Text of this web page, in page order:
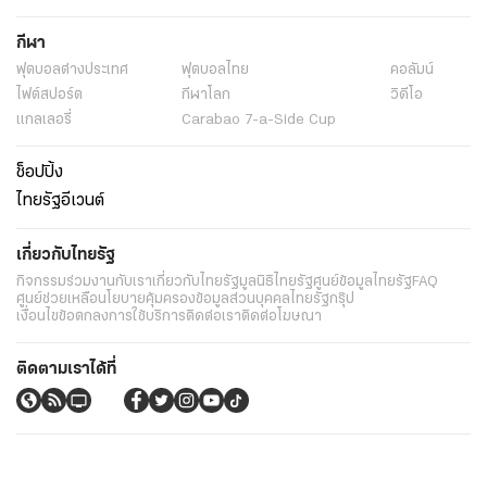
กีฬา
ฟุตบอลต่่างประเทศ ฟุตบอลไทย
คอลัมน์
ไฟต์สปอร์ต
กีฬาโลก
วิดีโอ
แกลเลอรี่
Carabao 7-a-Side Cup
ช็อปปิ้ง
ไทยรัฐอีเวนต์
เกี่ยวกับไทยรัฐ
กิจกรรมร่วมงานกับเราเกี่ยวกับไทยรัฐมูลนิธิไทยรัฐศูนย์ข้อมูลไทยรัฐFAQ
ศูนย์ช่วยเหลือนโยบายคุ้มครองข้อมูลส่วนบุคคลไทยรัฐกรุ๊ป
เงื่อนไขข้อตกลงการใช้บริการติดต่อเราติดต่อโฆษณา
ติดตามเราได้ที่